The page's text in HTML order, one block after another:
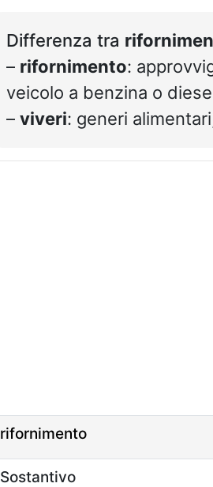
Differenza tra
– rifornimento:
veicolo a benzina o
– viveri: generi
rifornimento
Sostantivo